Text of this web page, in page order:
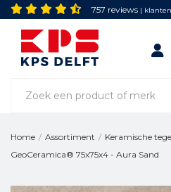
757 reviews |
Home / Assortiment / Keramische
GeoCeramica® 75x75x4 - Aura Sand